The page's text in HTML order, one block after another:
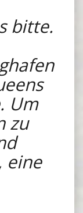
bitte.
Um
zu
eine